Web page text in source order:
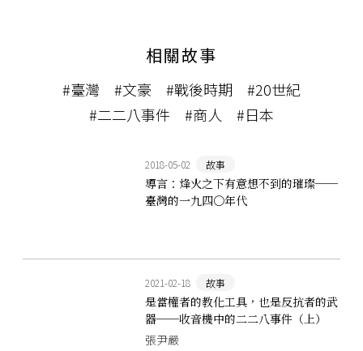
相關故事
#臺灣 #文豪 #戰後時期
#20世紀
#二二八事件
#商人 #日本
2018-05-02 故事
導言：烽火之下有意想不到的璀璨──
臺灣的一九四〇年代
2021-02-18 故事
是當權者的教化工具，也是反抗者的武
器──收音機中的二二八事件（上）
張尹嚴